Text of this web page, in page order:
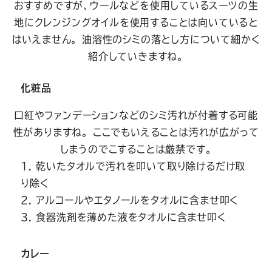
おすすめですが、ウールなどを使用しているスーツの生
地にクレンジングオイルを使用することは向いていると
はいえません。 油溶性のシミの落とし方について細かく
紹介していきますね。
化粧品
口紅やファンデーションなどのシミ汚れが付着する可能
性がありますね。 ここでもいえることは汚れが広がって
しまうのでこすることは厳禁です。
乾いたタオルで汚れを叩いて取り除けるだけ取
り除く
アルコールやエタノールをタオルに含ませ叩く
食器洗剤を薄めた液をタオルに含ませ叩く
カレー